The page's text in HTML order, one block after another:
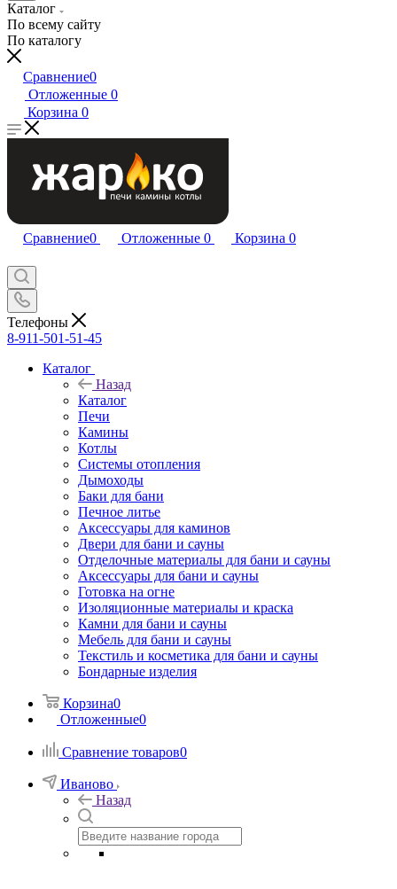
Каталог
По всему сайту
По каталогу
Сравнение0
Отложенные 0
Корзина 0
Сравнение0 Отложенные 0 Корзина 0
Телефоны
8-911-501-51-45
Каталог
Назад
Каталог
Печи
Камины
Котлы
Системы отопления
Дымоходы
Баки для бани
Печное литье
Аксессуары для каминов
Двери для бани и сауны
Отделочные материалы для бани и сауны
Аксессуары для бани и сауны
Готовка на огне
Изоляционные материалы и краска
Камни для бани и сауны
Мебель для бани и сауны
Текстиль и косметика для бани и сауны
Бондарные изделия
Корзина0
Отложенные0
Сравнение товаров0
Иваново
Назад